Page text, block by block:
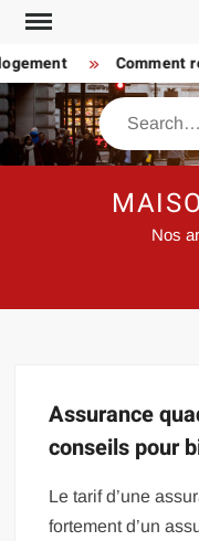
Skip
content
Comment
Search
Nos
Assurance
conseils pour
Le tarif d’une
fortement d’un